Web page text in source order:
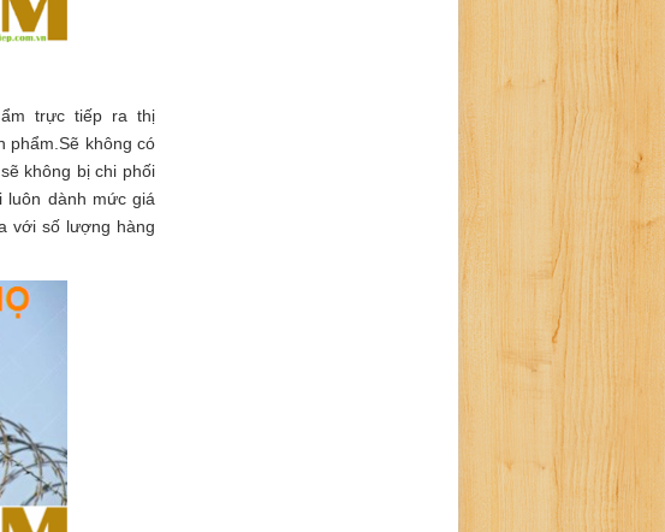
trực tiếp ra thị
phẩm.Sẽ không có
không bị chi phối
luôn dành mức giá
với số lượng hàng